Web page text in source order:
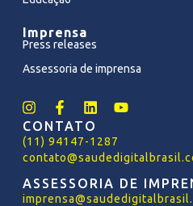
Imprensa
Press releases
Assessoria de imprensa
CONTATO
(11) 94147-1287
ASSESSORIA DE